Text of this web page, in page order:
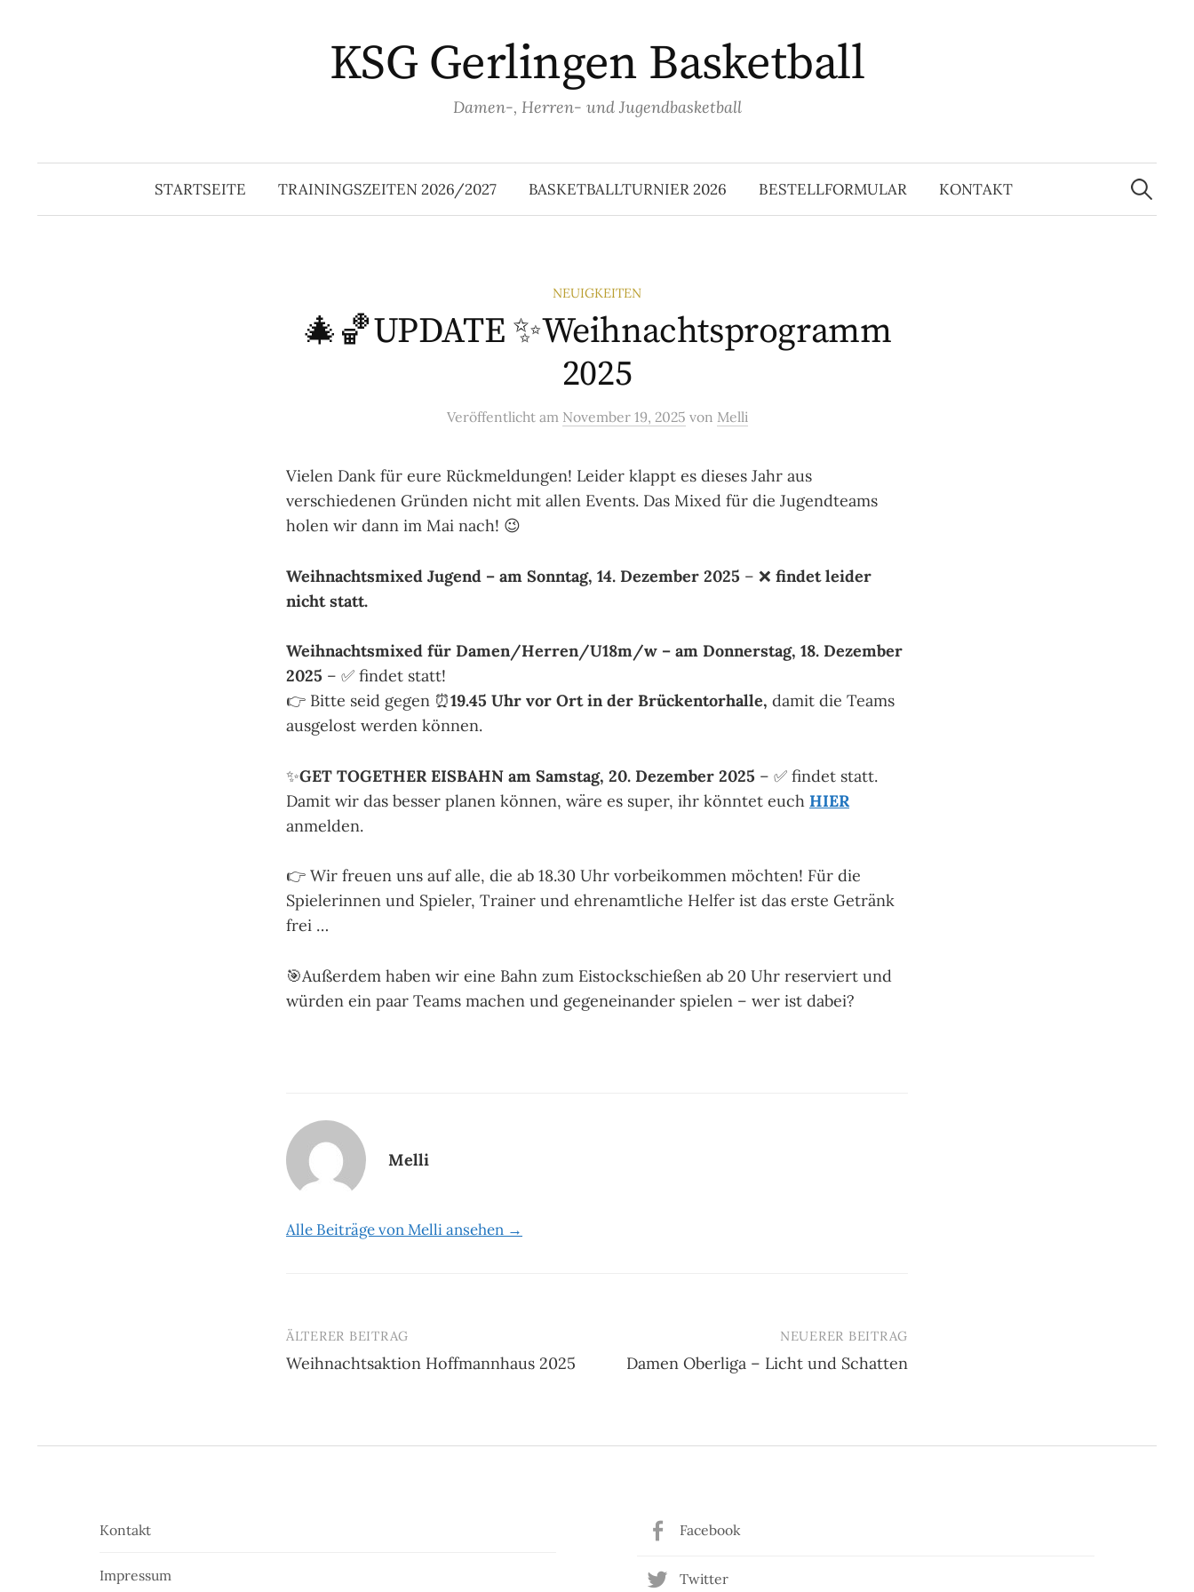
KSG Gerlingen Basketball
Damen-, Herren- und Jugendbasketball
STARTSEITE TRAININGSZEITEN 2026/2027 BASKETBALLTURNIER 2026 BESTELLFORMULAR KONTAKT
Suchen
nach:
NEUIGKEITEN
🎄🏀UPDATE ✨Weihnachtsprogramm
2025
Veröffentlicht am November 19, 2025 von Melli
Vielen Dank für eure Rückmeldungen! Leider klappt es dieses Jahr aus
verschiedenen Gründen nicht mit allen Events. Das Mixed für die Jugendteams
holen wir dann im Mai nach! 😉
Weihnachtsmixed Jugend – am Sonntag, 14. Dezember 2025 – ❌ findet leider
nicht statt.
Weihnachtsmixed für Damen/Herren/U18m/w – am Donnerstag, 18. Dezember
2025 – ✅ findet statt!
👉 Bitte seid gegen ⏰19.45 Uhr vor Ort in der Brückentorhalle, damit die Teams
ausgelost werden können.
✨GET TOGETHER EISBAHN am Samstag, 20. Dezember 2025 – ✅ findet statt.
Damit wir das besser planen können, wäre es super, ihr könntet euch HIER
anmelden.
👉 Wir freuen uns auf alle, die ab 18.30 Uhr vorbeikommen möchten! Für die
Spielerinnen und Spieler, Trainer und ehrenamtliche Helfer ist das erste Getränk
frei …
🎯Außerdem haben wir eine Bahn zum Eistockschießen ab 20 Uhr reserviert und
würden ein paar Teams machen und gegeneinander spielen – wer ist dabei?
Melli
Alle Beiträge von Melli ansehen →
Beitrags-
Navigation
ÄLTERER BEITRAG
Weihnachtsaktion Hoffmannhaus 2025
NEUERER BEITRAG
Damen Oberliga – Licht und Schatten
Kontakt
Impressum
Facebook
Twitter